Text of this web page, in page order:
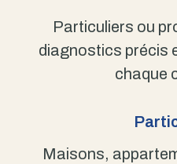
Particuliers ou
diagnostics précis
chaque
Maisons,